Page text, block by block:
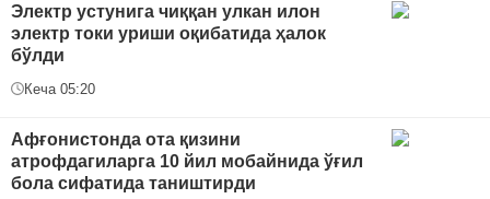
Электр устунига чиққан улкан илон
электр токи уриши оқибатида ҳалок
бўлди
Кеча 05:20
Афғонистонда ота қизини
атрофдагиларга 10 йил мобайнида ўғил
бола сифатида таништирди